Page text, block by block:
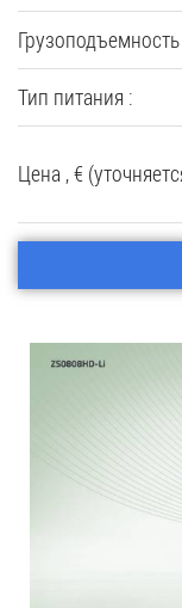
Тип питания :
Цена , €